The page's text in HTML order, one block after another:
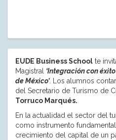
EUDE Business School te
Magistral ‘Integración con
de México’. Los alumnos
del Secretario de Turismo de
Torruco Marqués.
En la actualidad el sector del
como instrumento
crecimiento del capital de un